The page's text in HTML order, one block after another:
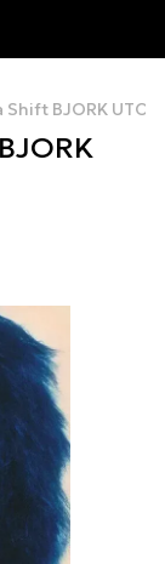
Shift BJORK